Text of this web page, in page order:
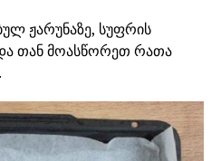
ჟარუნაზე, სუფრის
თან მოასწორეთ რათა